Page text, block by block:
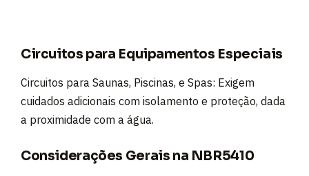
Circuitos para Equipamentos Especiais
Circuitos para Saunas, Piscinas, e Spas: Exigem
cuidados adicionais com isolamento e proteção, dada
a proximidade com a água.
Considerações Gerais na NBR5410